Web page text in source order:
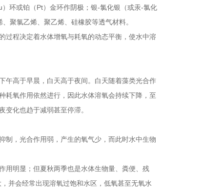
环或铂（Pt）金环作阴极；银-氯化银（或汞-氯化
聚氯乙烯、聚乙烯、硅橡胶等透气材料。
程决定着水体增氧与耗氧的动态平衡，使水中溶
高于早晨，白天高于夜间。白天随着藻类光合作
耗氧作用依然进行，因此水体溶氧会持续下降，至
化也趋于减弱甚至停滞。
，光合作用弱，产生的氧气少，而此时水中生物
明显；但夏秋两季也是水体生物量、粪便、残
并会经常出现溶氧过饱和水区，低氧甚至无氧水